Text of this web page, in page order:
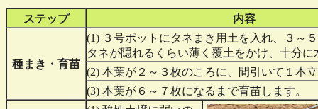
ステップ 内容
種まき・育苗
(1) ３号ポットにタネまき用土を入れ、３～
タネが隠れるくらい薄く覆土をかけ、十分に
(2) 本葉が２～３枚のころに、間引いて１本
(3) 本葉が６～７枚になるまで育苗します。